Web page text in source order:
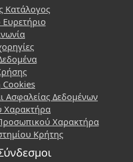
Κατάλογος
Ευρετήριο
Cookies
Ασφαλείας Δεδομένων
Χαρακτήρα
Χαρακτήρα
Κρήτης